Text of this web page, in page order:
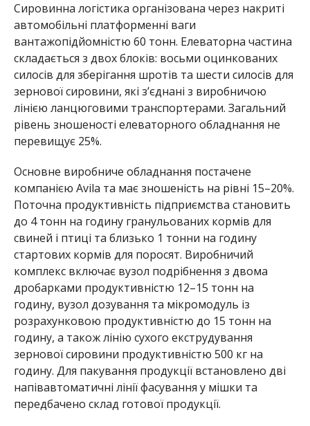
Сировинна логістика організована через накриті
автомобільні платформенні ваги
вантажопідйомністю 60 тонн. Елеваторна частина
складається з двох блоків: восьми оцинкованих
силосів для зберігання шротів та шести силосів для
зернової сировини, які з’єднані з виробничою
лінією ланцюговими транспортерами. Загальний
рівень зношеності елеваторного обладнання не
перевищує 25%.
Основне виробниче обладнання постачене
компанією Avila та має зношеність на рівні 15–20%.
Поточна продуктивність підприємства становить
до 4 тонн на годину гранульованих кормів для
свиней і птиці та близько 1 тонни на годину
стартових кормів для поросят. Виробничий
комплекс включає вузол подрібнення з двома
дробарками продуктивністю 12–15 тонн на
годину, вузол дозування та мікромодуль із
розрахунковою продуктивністю до 15 тонн на
годину, а також лінію сухого екструдування
зернової сировини продуктивністю 500 кг на
годину. Для пакування продукції встановлено дві
напівавтоматичні лінії фасування у мішки та
передбачено склад готової продукції.